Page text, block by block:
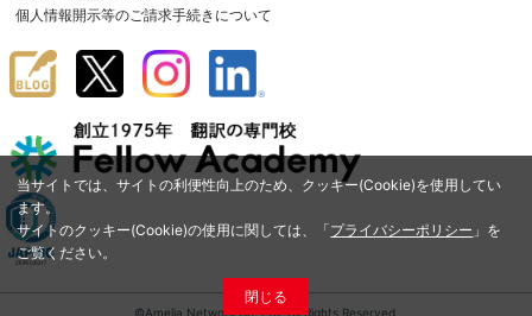
当サイトでは、サイトの利便性向上のため、クッキー(Cookie)を使用してい
ます。
サイトのクッキー(Cookie)の使用に関しては、「プライバシーポリシー 」を
ご覧ください。
閉じる
個人情報開示等のご請求手続きについて
©Amelia Network Co.,Ltd. All Rights Reserved.